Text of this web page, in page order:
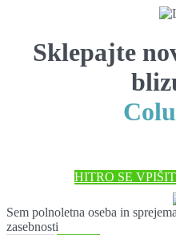
Sklepajte
HITRO SE
Sem polnoletna oseba in
zasebnosti